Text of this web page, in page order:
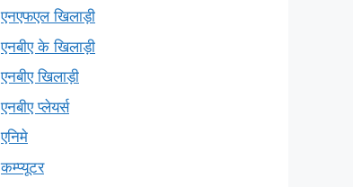
एनएफएल खिलाड़ी
एनबीए के खिलाड़ी
एनबीए खिलाड़ी
एनबीए प्लेयर्स
एनिमे
कम्प्यूटर